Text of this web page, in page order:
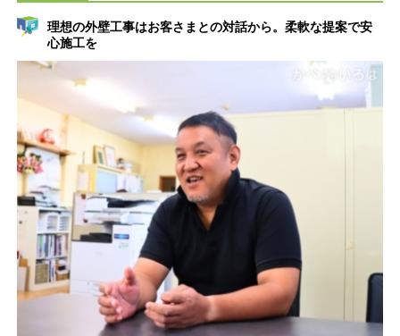
理想の外壁工事はお客さまとの対話から。柔軟な提案で安
心施工を